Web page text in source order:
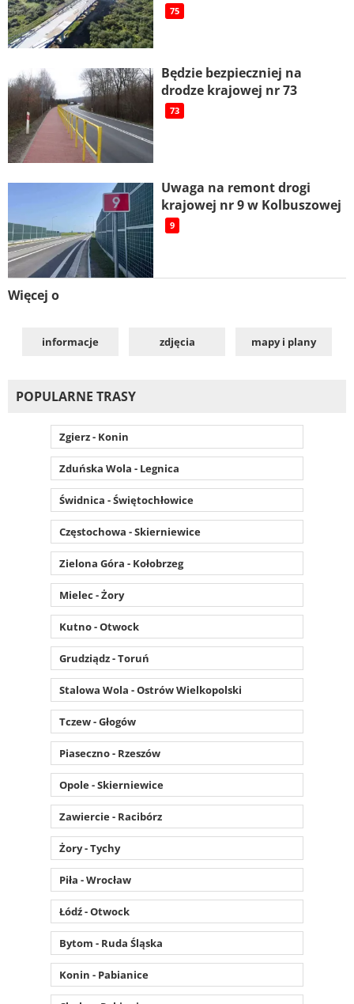
75
Będzie bezpieczniej na
drodze krajowej nr 73
73
Uwaga na remont drogi
krajowej nr 9 w Kolbuszowej
9
Więcej o
informacje zdjęcia mapy i plany
POPULARNE TRASY
Zgierz - Konin
Zduńska Wola - Legnica
Świdnica - Świętochłowice
Częstochowa - Skierniewice
Zielona Góra - Kołobrzeg
Mielec - Żory
Kutno - Otwock
Grudziądz - Toruń
Stalowa Wola - Ostrów Wielkopolski
Tczew - Głogów
Piaseczno - Rzeszów
Opole - Skierniewice
Zawiercie - Racibórz
Żory - Tychy
Piła - Wrocław
Łódź - Otwock
Bytom - Ruda Śląska
Konin - Pabianice